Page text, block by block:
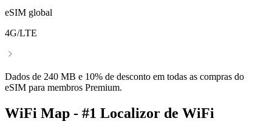
eSIM global
4G/LTE
Dados de 240 MB e 10% de desconto em todas as compras do
eSIM para membros Premium.
WiFi Map - #1 Localizor de WiFi